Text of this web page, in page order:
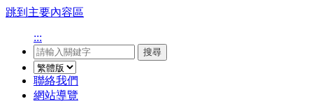
跳到主要內容區
:::
搜尋
聯絡我們
網站導覽